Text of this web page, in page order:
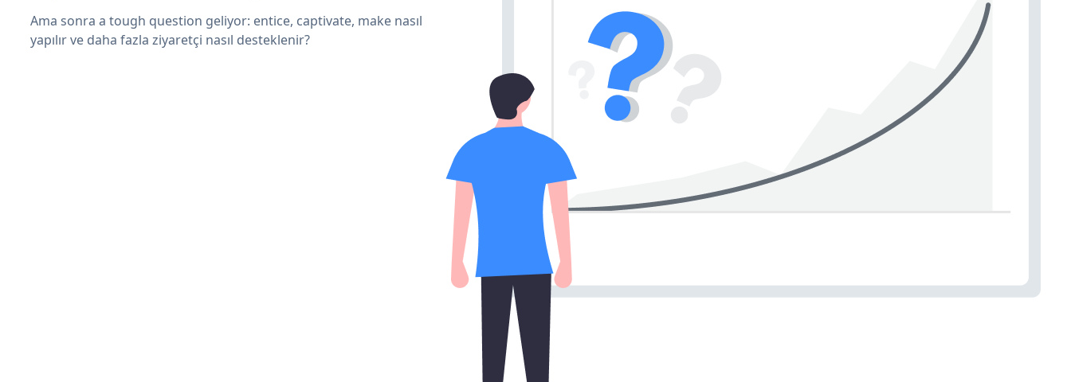
Ama sonra a tough question geliyor: entice, captivate, make nasıl
yapılır ve daha fazla ziyaretçi nasıl desteklenir?